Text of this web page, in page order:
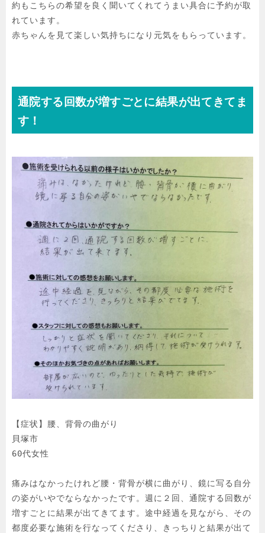
約もこちらの希望を良く聞いてくれてうまい具合に予約が取
れています。
赤ちゃんを見て楽しい気持ちになり元気をもらっています。
通院する回数が増すごとに結果が出てきてま
す！
【症状】腰、背骨の曲がり
貝塚市
60代女性
痛みはなかったけれど腰・背骨が横に曲がり、鏡に写る自分
の姿がいやでならなかったです。週に２回、通院する回数が
増すごとに結果が出てきてます。途中経過を見ながら、その
都度必要な施術を行なってくださり、きっちりと結果が出て